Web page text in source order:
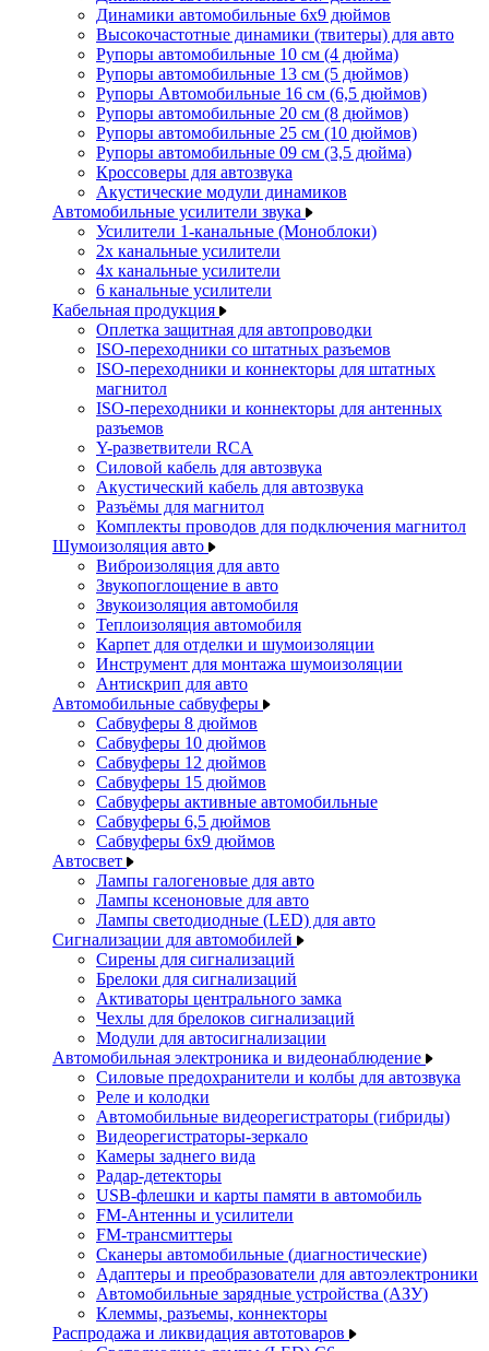
Динамики автомобильные 6x9 дюймов
Высокочастотные динамики (твитеры) для авто
Рупоры автомобильные 10 см (4 дюйма)
Рупоры автомобильные 13 см (5 дюймов)
Рупоры Автомобильные 16 см (6,5 дюймов)
Рупоры автомобильные 20 см (8 дюймов)
Рупоры автомобильные 25 см (10 дюймов)
Рупоры автомобильные 09 см (3,5 дюйма)
Кроссоверы для автозвука
Акустические модули динамиков
Автомобильные усилители звука
Усилители 1-канальные (Моноблоки)
2х канальные усилители
4х канальные усилители
6 канальные усилители
Кабельная продукция
Оплетка защитная для автопроводки
ISO-переходники со штатных разъемов
ISO-переходники и коннекторы для штатных
магнитол
ISO-переходники и коннекторы для антенных
разъемов
Y-разветвители RCA
Силовой кабель для автозвука
Акустический кабель для автозвука
Разъёмы для магнитол
Комплекты проводов для подключения магнитол
Шумоизоляция авто
Виброизоляция для авто
Звукопоглощение в авто
Звукоизоляция автомобиля
Теплоизоляция автомобиля
Карпет для отделки и шумоизоляции
Инструмент для монтажа шумоизоляции
Антискрип для авто
Автомобильные сабвуферы
Сабвуферы 8 дюймов
Сабвуферы 10 дюймов
Сабвуферы 12 дюймов
Сабвуферы 15 дюймов
Сабвуферы активные автомобильные
Сабвуферы 6,5 дюймов
Сабвуферы 6x9 дюймов
Автосвет
Лампы галогеновые для авто
Лампы ксеноновые для авто
Лампы светодиодные (LED) для авто
Сигнализации для автомобилей
Сирены для сигнализаций
Брелоки для сигнализаций
Активаторы центрального замка
Чехлы для брелоков сигнализаций
Модули для автосигнализации
Автомобильная электроника и видеонаблюдение
Силовые предохранители и колбы для автозвука
Реле и колодки
Автомобильные видеорегистраторы (гибриды)
Видеорегистраторы-зеркало
Камеры заднего вида
Радар-детекторы
USB-флешки и карты памяти в автомобиль
FM-Антенны и усилители
FM-трансмиттеры
Сканеры автомобильные (диагностические)
Адаптеры и преобразователи для автоэлектроники
Автомобильные зарядные устройства (АЗУ)
Клеммы, разъемы, коннекторы
Распродажа и ликвидация автотоваров